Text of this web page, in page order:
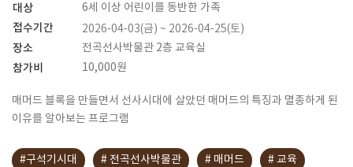
대상 6세 이상 어린이를 동반한 가족
접수기간 2026-04-03(금) ~ 2026-04-25(토)
장소 전곡선사박물관 2층 교육실
참가비 10,000원
매머드 블록을 만들면서 선사시대에 살았던 매머드의 특징과 멸종하게 된
이유를 알아보는 프로그램
#구석기시대 # 전곡선사박물관 # 매머드 # 교육